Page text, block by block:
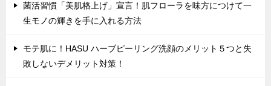
菌活習慣「美肌格上げ」宣言！肌フローラを味方につけて一
生モノの輝きを手に入れる方法
モテ肌に！HASU ハーブピーリング洗顔のメリット５つと失
敗しないデメリット対策！